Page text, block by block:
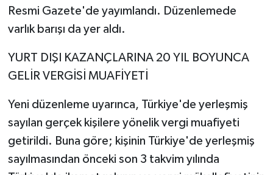
Resmi Gazete'de yayımlandı. Düzenlemede
varlık barışı da yer aldı.
YURT DIŞI KAZANÇLARINA 20 YIL BOYUNCA
GELİR VERGİSİ MUAFİYETİ
Yeni düzenleme uyarınca, Türkiye'de yerleşmiş
sayılan gerçek kişilere yönelik vergi muafiyeti
getirildi. Buna göre; kişinin Türkiye'de yerleşmiş
sayılmasından önceki son 3 takvim yılında